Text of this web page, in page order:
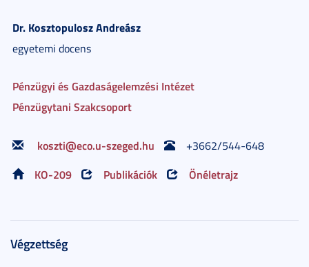
Dr. KosztopuloszAndreász
egyetemi docens
Pénzügyi és Gazdaságelemzési Intézet
Pénzügytani Szakcsoport
koszti@eco.u-szeged.hu +3662/544-648
KO-209 Publikációk Önéletrajz
Végzettség